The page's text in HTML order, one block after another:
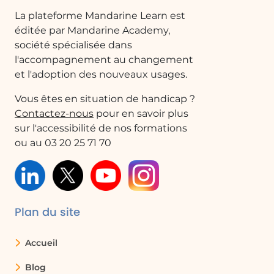
défaut dans Excel pour convertir un
Timestamp?
Excel ne propose pas de fonction par
défaut pour convertir un Timestamp en
date, ce qui nécessite d'utiliser des
conversion.
Quels sont les défis de la conversion de
Les défis incluent la nécessité de
comprendre le format de Timestamp et
nécessaires pour le convertir en une date
de formatage si les cellules ne sont pas
La plateforme Mandarine Learn est
éditée par Mandarine Academy,
société spécialisée dans
l'accompagnement au changement
et l'adoption des nouveaux usages.
Vous êtes en situation de handicap ?
Contactez-nous pour en savoir plus
sur l'accessibilité de nos formations
ou au 03 20 25 71 70
Plan du site
Accueil
Blog